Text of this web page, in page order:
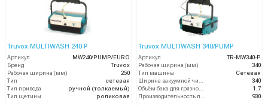
Truvox MULTIWASH 240 P
Артикул
MW240/PUMP/EURO
Бренд
Truvox
Рабочая ширина (мм)
250
Тип
сетевая
Тип привода
ручной (толкаемый)
Тип щетины
роликовая
Truvox MULTIWASH 340/PUMP
Артикул
TR-MW340-P
Рабочая ширина (мм)
340
Тип машины
Сетевая
340
1.7
930